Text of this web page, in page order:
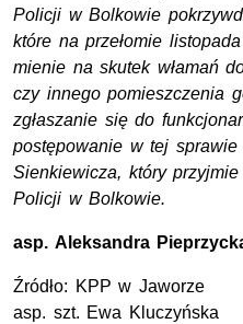
Policji w Bolkowie
które na przełomie
mienie na skutek włamań
czy innego pomieszczenia
zgłaszanie się do
postępowanie w tej sprawie
Sienkiewicza, który
Policji w Bolkowie.
asp. Aleksandra
Źródło: KPP w Jaworze
asp. szt. Ewa Kluczyńska